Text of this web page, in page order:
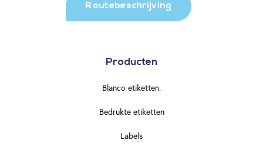
Routebeschrijving
Producten
Blanco etiketten.
Bedrukte etiketten
Labels